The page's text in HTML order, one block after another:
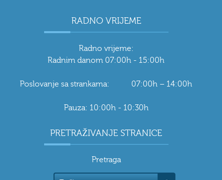
RADNO VRIJEME
Radno vrijeme:
Radnim danom 07:00h - 15:00h
Poslovanje sa strankama: 07:00h – 14:00h
Pauza: 10:00h - 10:30h
PRETRAŽIVANJE STRANICE
Pretraga